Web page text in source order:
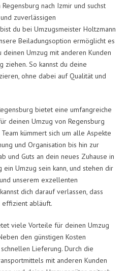
nach Izmir und suchst
zuverlässigen
du bei Umzugsmeister Holtzmann
Beiladungsoption ermöglicht es
deinen Umzug mit anderen Kunden
ziehen. So kannst du deine
ohne dabei auf Qualität und
bietet eine umfangreiche
deinen Umzug von Regensburg
kümmert sich um alle Aspekte
und Organisation bis hin zur
und Guts an dein neues Zuhause in
ein Umzug sein kann, und stehen dir
unserem exzellenten
dich darauf verlassen, dass
effizient abläuft.
viele Vorteile für deinen Umzug
den günstigen Kosten
Lieferung. Durch die
mit anderen Kunden